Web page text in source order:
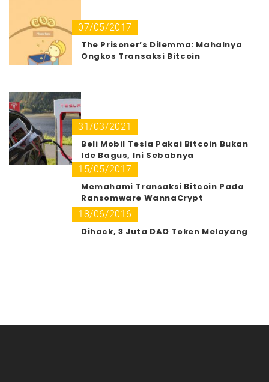
07/05/2017
The Prisoner’s Dilemma: Mahalnya
Ongkos Transaksi Bitcoin
31/03/2021
Beli Mobil Tesla Pakai Bitcoin Bukan
Ide Bagus, Ini Sebabnya
15/05/2017
Memahami Transaksi Bitcoin Pada
Ransomware WannaCrypt
18/06/2016
Dihack, 3 Juta DAO Token Melayang